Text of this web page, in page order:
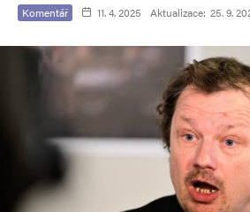
Komentář 11. 4. 2025 Aktualizace: 25. 9.